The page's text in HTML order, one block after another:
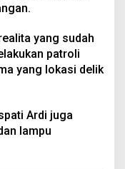
yang sudah
patroli
yang lokasi delik
Ardi juga
lampu